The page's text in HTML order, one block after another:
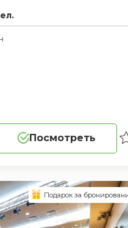
Посмотреть
Подарок за